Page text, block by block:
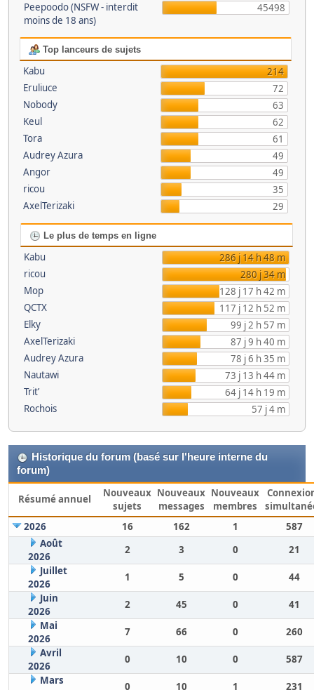
Peepoodo (NSFW - interdit
moins de 18 ans)
45498
Top lanceurs de sujets
Kabu
214
Eruliuce
72
Nobody
63
Keul
62
Tora
61
Audrey Azura
49
Angor
49
ricou
35
AxelTerizaki
29
Le plus de temps en ligne
Kabu
286 j 14 h 48 m
ricou
280 j 34 m
Mop
128 j 17 h 42 m
QCTX
117 j 12 h 52 m
Elky
99 j 2 h 57 m
AxelTerizaki
87 j 9 h 40 m
Audrey Azura
78 j 6 h 35 m
Nautawi
73 j 13 h 44 m
Trit’
64 j 14 h 19 m
Rochois
57 j 4 m
Historique du forum (basé sur l'heure interne du
forum)
Résumé annuel
Nouveaux
sujets
Nouveaux
messages
Nouveaux
membres
2026
16 162 1
587
Août
2026
2 3 0
21
Juillet
2026
1 5 0
44
Juin
2026
2 45 0
41
Mai
2026
7 66 0
260
Avril
2026
0 10 0
587
Mars
0 10 1 231